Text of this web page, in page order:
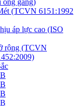
ống gang)
(TCVN 6151:1992
áp lực cao (ISO
rộng (TCVN